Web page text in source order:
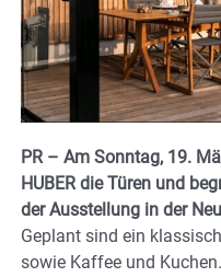
PR – Am Sonntag, 19.
HUBER die Türen und
der Ausstellung in der
Geplant sind ein
sowie Kaffee und